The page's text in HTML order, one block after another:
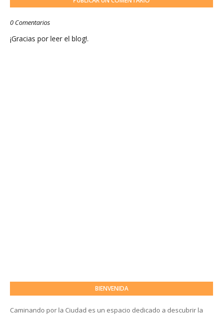
0 Comentarios
¡Gracias por leer el blog!.
BIENVENIDA
Caminando por la Ciudad es un espacio dedicado a descubrir la